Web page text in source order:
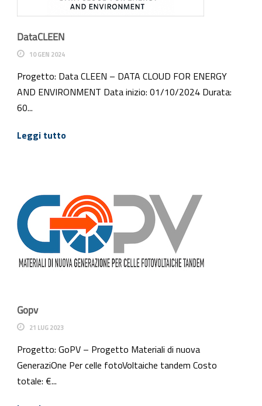
DataCLEEN
10 GEN 2024
Progetto: Data CLEEN – DATA CLOUD FOR ENERGY
AND ENVIRONMENT Data inizio: 01/10/2024 Durata:
60...
Leggi tutto
Gopv
21 LUG 2023
Progetto: GoPV – Progetto Materiali di nuova
GeneraziOne Per celle fotoVoltaiche tandem Costo
totale: €...